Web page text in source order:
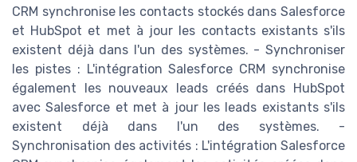
CRM synchronise les contacts stockés dans Salesforce
et HubSpot et met à jour les contacts existants s'ils
existent déjà dans l'un des systèmes. - Synchroniser
les pistes : L'intégration Salesforce CRM synchronise
également les nouveaux leads créés dans HubSpot
avec Salesforce et met à jour les leads existants s'ils
existent déjà dans l'un des systèmes. -
Synchronisation des activités : L'intégration Salesforce